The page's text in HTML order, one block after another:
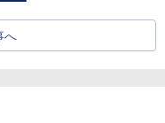
へ